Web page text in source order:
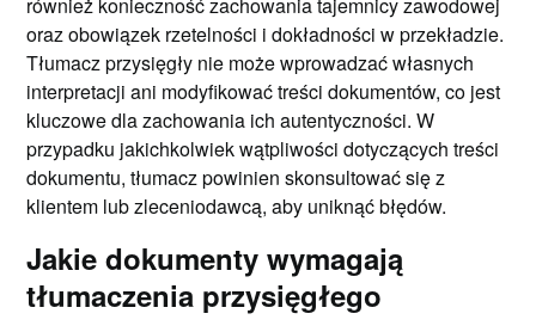
oraz obowiązek rzetelności i dokładności w przekładzie.
Tłumacz przysięgły nie może wprowadzać własnych
interpretacji ani modyfikować treści dokumentów, co jest
kluczowe dla zachowania ich autentyczności. W
przypadku jakichkolwiek wątpliwości dotyczących treści
dokumentu, tłumacz powinien skonsultować się z
klientem lub zleceniodawcą, aby uniknąć błędów.
Jakie dokumenty wymagają
tłumaczenia przysięgłego